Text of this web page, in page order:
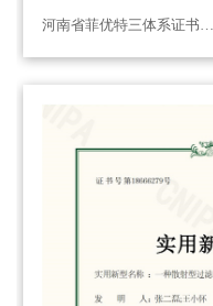
河南省菲优特三体系证书…